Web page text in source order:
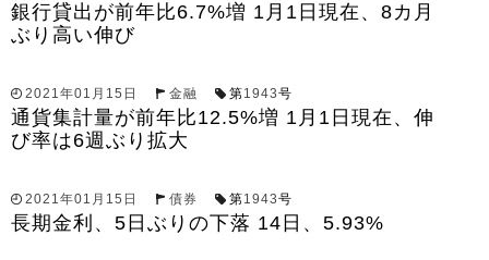
銀行貸出が前年比6.7%増 1月1日現在、8カ月
ぶり高い伸び
2021年01月15日 金融 第1943号
通貨集計量が前年比12.5%増 1月1日現在、伸
び率は6週ぶり拡大
2021年01月15日 債券 第1943号
長期金利、5日ぶりの下落 14日、5.93%